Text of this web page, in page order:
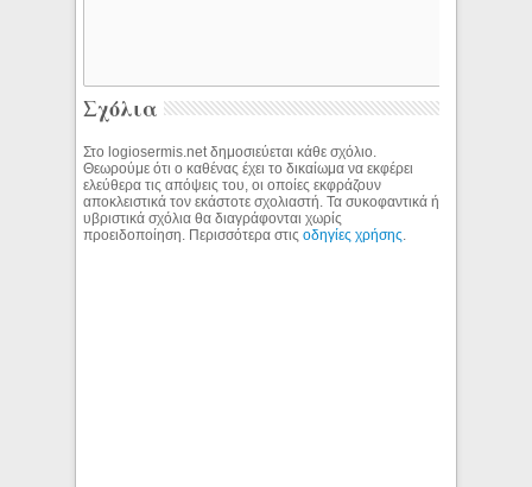
Σχόλια
Στο logiosermis.net δημοσιεύεται κάθε σχόλιο.
Θεωρούμε ότι ο καθένας έχει το δικαίωμα να εκφέρει
ελεύθερα τις απόψεις του, οι οποίες εκφράζουν
αποκλειστικά τον εκάστοτε σχολιαστή. Τα συκοφαντικά ή
υβριστικά σχόλια θα διαγράφονται χωρίς
προειδοποίηση. Περισσότερα στιςοδηγίες χρήσης